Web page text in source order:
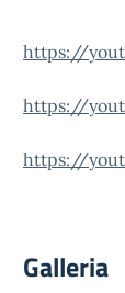
https://
https://
https://
Galleria